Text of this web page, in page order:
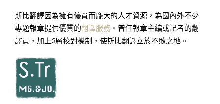
斯比翻譯因為擁有優質而龐大的人才資源，為國內外不少
專題報章提供優質的翻譯服務 。曾任報章主編或記者的翻
譯員，加上3層校對機制，使斯比翻譯立於不敗之地。